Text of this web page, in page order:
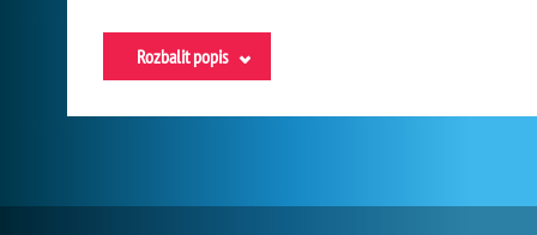
Rozbalit popis